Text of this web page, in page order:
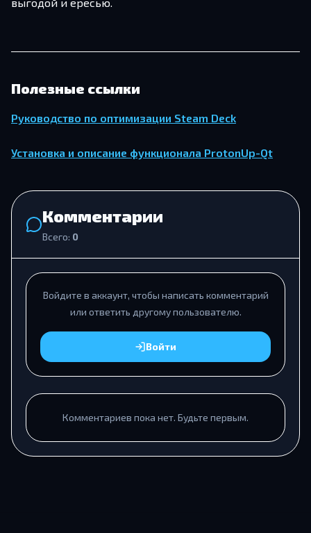
Полезные ссылки
Руководство по оптимизации Steam Deck
Установка и описание функционала ProtonUp-Qt
Комментарии
Всего: 0
Войдите в аккаунт, чтобы написать комментарий
или ответить другому пользователю.
Войти
Комментариев пока нет. Будьте первым.